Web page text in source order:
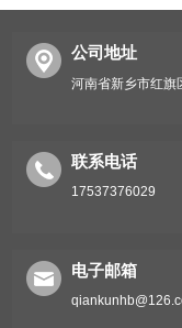
公司地址
河南省新乡市红旗
联系电话
17537376029
电子邮箱